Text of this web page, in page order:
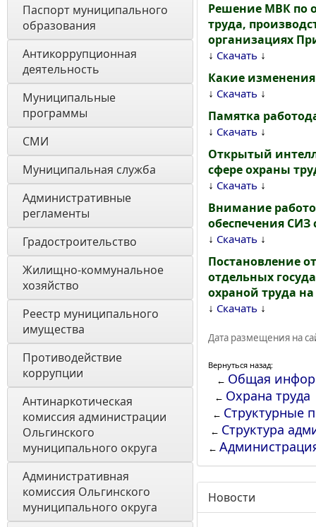
Паспорт муниципального
образования
Антикоррупционная
деятельность
Муниципальные
программы
СМИ
Муниципальная служба
Административные
регламенты
Градостроительство
Жилищно-коммунальное
хозяйство
Реестр муниципального
имущества
Противодействие
коррупции
Антинаркотическая
комиссия администрации
Ольгинского
муниципального округа
Административная
комиссия Ольгинского
муниципального округа
Решение МВК по
труда,
организациях
↓ Скачать ↓
Какие изменения
↓ Скачать ↓
Памятка
↓ Скачать ↓
Открытый
сфере охраны
↓ Скачать ↓
Внимание
обеспечения СИЗ
↓ Скачать ↓
Постановление
отдельных
охраной труда
↓ Скачать ↓
Дата размещения на
Вернуться назад:
← Общая
← Охрана труда
← Структурные
← Структура
←
Новости